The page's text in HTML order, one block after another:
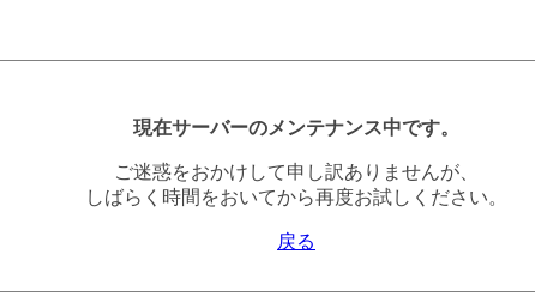
現在サーバーのメンテナンス中です。
ご迷惑をおかけして申し訳ありませんが、
しばらく時間をおいてから再度お試しください。
戻る